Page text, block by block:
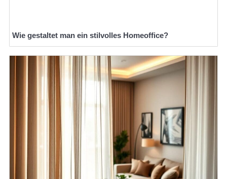
Wie gestaltet man ein stilvolles Homeoffice?